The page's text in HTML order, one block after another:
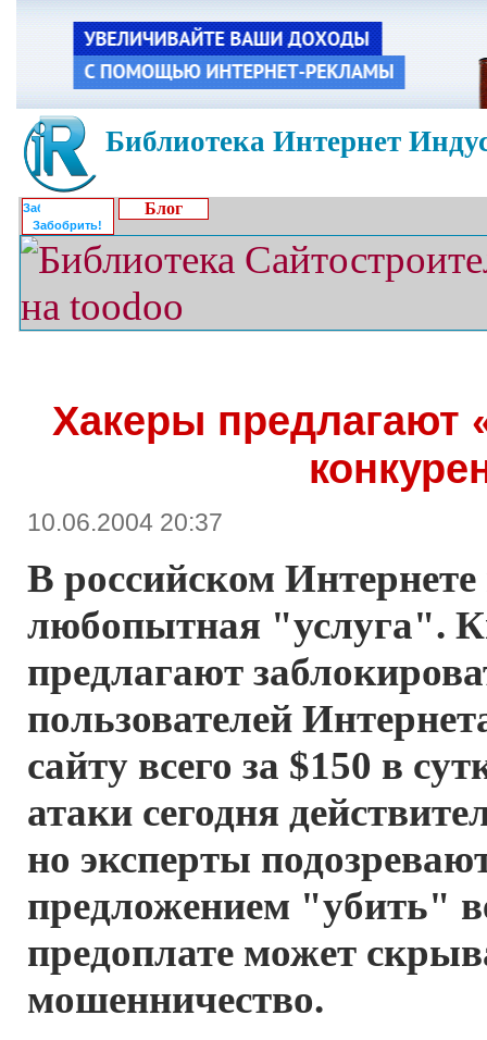
Библиотека Интернет
Забобрить!
Блог
Хакеры предлагают
10.06.2004 20:37
В российском
любопытная "услуга".
предлагают
пользователей
сайту всего за $150 в
атаки сегодня
но эксперты
предложением "убить"
предоплате может
мошенничество.